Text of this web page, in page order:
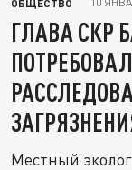
ОБЩЕСТВО
ГЛАВА СКР
Местный